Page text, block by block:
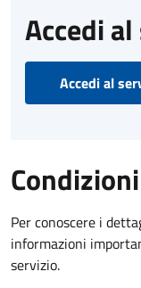
Accedi
Accedi al
Per conoscere i
informazioni
servizio.